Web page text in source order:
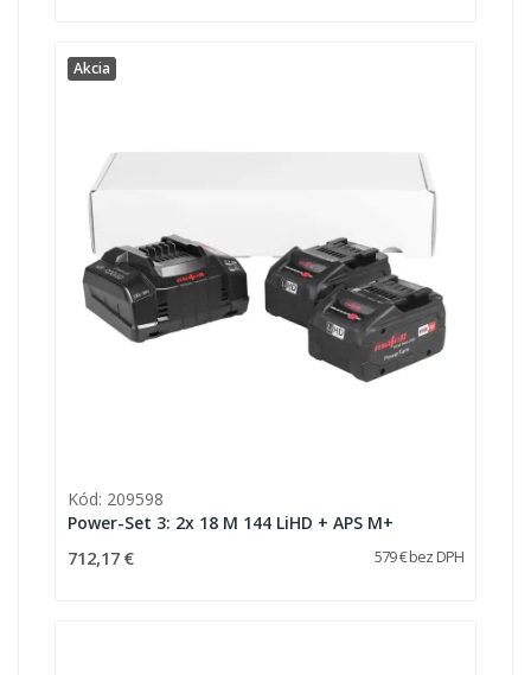
Akcia
Kód: 209598
Power-Set 3: 2x 18 M 144 LiHD + APS M+
712,17 € 579 € bez DPH